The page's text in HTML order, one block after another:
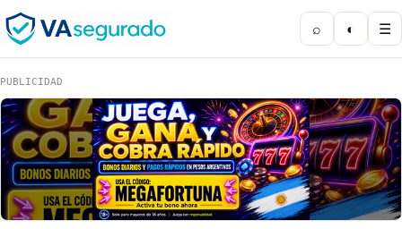
⌕ ◐ ☰
PUBLICIDAD